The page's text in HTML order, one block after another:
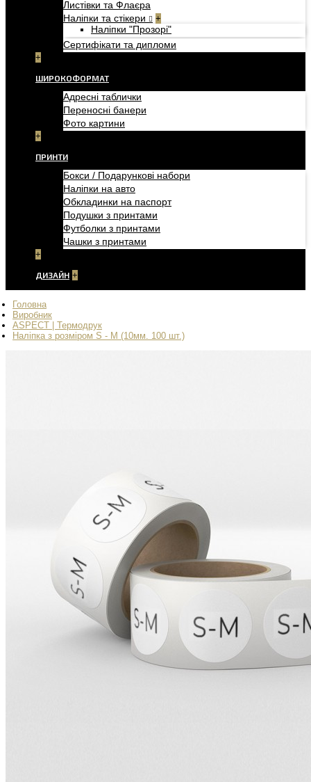
Листівки та Флаєра
Наліпки та стікери
+
Наліпки "Прозорі"
Сертифікати та дипломи
+
ШИРОКОФОРМАТ
Адресні таблички
Переносні банери
Фото картини
+
ПРИНТИ
Бокси / Подарункові набори
Наліпки на авто
Обкладинки на паспорт
Подушки з принтами
Футболки з принтами
Чашки з принтами
+
ДИЗАЙН +
Головна
Виробник
ASPECT | Термодрук
Наліпка з розміром S - M (10мм. 100 шт.)